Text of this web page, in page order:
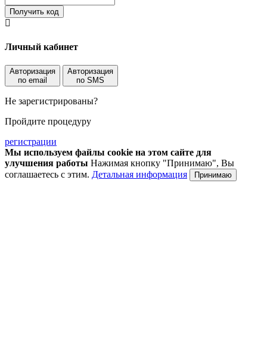
Получить код
Личный кабинет
Авторизация
по email
Авторизация
по SMS
Не зарегистрированы?
Пройдите процедуру
регистрации
Мы используем файлы cookie на этом сайте для
улучшения работы Нажимая кнопку "Принимаю", Вы
соглашаетесь с этим. Детальная информация Принимаю